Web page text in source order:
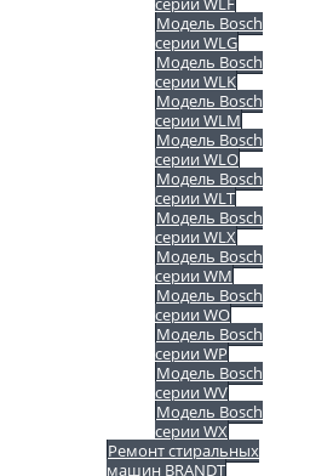
Модель Bosch
серии WLG
Модель Bosch
серии WLK
Модель Bosch
серии WLM
Модель Bosch
серии WLO
Модель Bosch
серии WLT
Модель Bosch
серии WLX
Модель Bosch
серии WM
Модель Bosch
серии WO
Модель Bosch
серии WP
Модель Bosch
серии WV
Модель Bosch
серии WX
Ремонт стиральных
машин BRANDT